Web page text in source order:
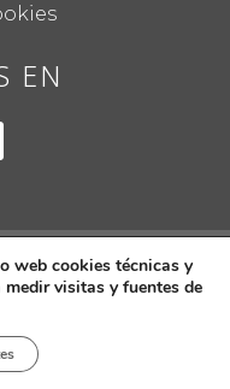
EN
Todos los
web por
web cookies técnicas y
visitas y fuentes de